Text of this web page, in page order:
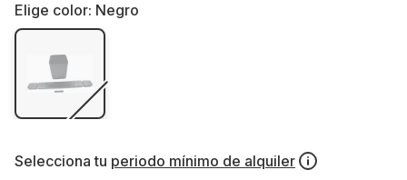
Elige color: Negro
Selecciona tu periodo mínimo de alquiler